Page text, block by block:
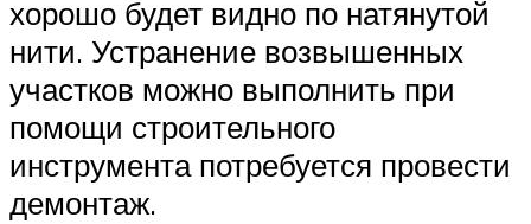
хорошо будет видно по натянутой
нити. Устранение возвышенных
участков можно выполнить при
помощи строительного
инструмента потребуется провести
демонтаж.